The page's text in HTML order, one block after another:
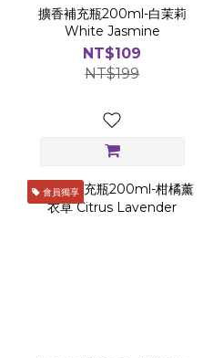
擴香補充瓶200ml-白茉莉
White Jasmine
NT$109
NT$199
會員獨享